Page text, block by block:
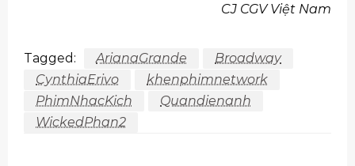
CJ CGV Việt Nam
Tagged: ArianaGrande
Broadway
CynthiaErivo
khenphimnetwork
PhimNhacKich
Quandienanh
WickedPhan2